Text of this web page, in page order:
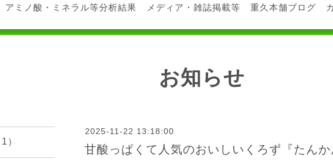
アミノ酸・ミネラル等分析結果 メディア・雑誌掲載等 重久本舗ブログ
お知らせ
2025-11-22 13:18:00
甘酸っぱくて人気のおいしいくろず『たんか
）